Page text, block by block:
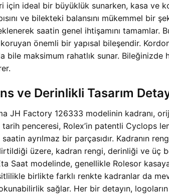
için ideal bir büyüklük sunarken, kasa ve
ve bilekteki balansını mükemmel bir
saatin genel ihtişamını tamamlar.
koruyan önemli bir yapısal bileşendir.
bile maksimum rahatlık sunar.
ve Derinlikli Tasarım
Factory 126333 modelinin kadranı,
penceresi, Rolex’in patentli Cyclops
ayrılmaz bir parçasıdır. Kadranın
üzere, kadran rengi, derinliği ve üç
Saat modelinde, genellikle Rolesor
birlikte farklı renkte kadranlar da
sağlar. Her bir detayın,